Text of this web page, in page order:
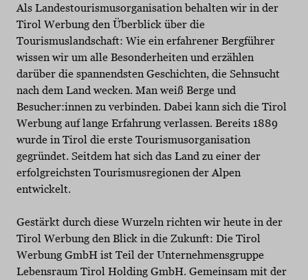
Als Landestourismusorganisation behalten wir in der
Tirol Werbung den Überblick über die
Tourismuslandschaft: Wie ein erfahrener Bergführer
wissen wir um alle Besonderheiten und erzählen
darüber die spannendsten Geschichten, die Sehnsucht
nach dem Land wecken. Man weiß Berge und
Besucher:innen zu verbinden. Dabei kann sich die Tirol
Werbung auf lange Erfahrung verlassen. Bereits 1889
wurde in Tirol die erste Tourismusorganisation
gegründet. Seitdem hat sich das Land zu einer der
erfolgreichsten Tourismusregionen der Alpen
entwickelt.
Gestärkt durch diese Wurzeln richten wir heute in der
Tirol Werbung den Blick in die Zukunft: Die Tirol
Werbung GmbH ist Teil der Unternehmensgruppe
Lebensraum Tirol Holding GmbH. Gemeinsam mit der